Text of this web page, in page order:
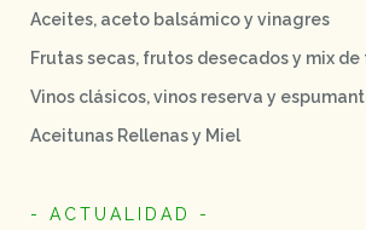
Aceites, aceto balsámico y vinagres
Frutas secas, frutos desecados y mix
Vinos clásicos, vinos reserva y
Aceitunas Rellenas y Miel
- ACTUALIDAD -